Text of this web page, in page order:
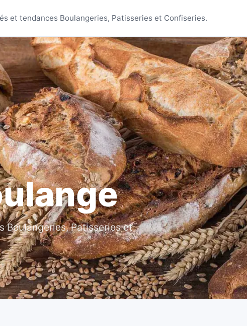
et tendances Boulangeries, Patisseries et Confiseries.
Boulangeries, Patisseries et